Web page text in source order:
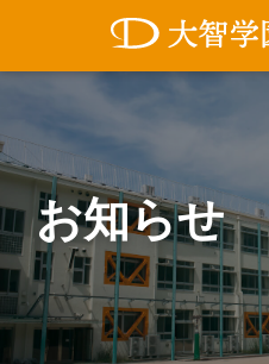
へ
キ
ッ
プ
お知らせ